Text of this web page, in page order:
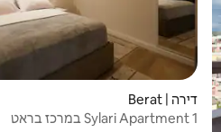
דירה | Berat
Sylari Apartment 1 במרכז בראט